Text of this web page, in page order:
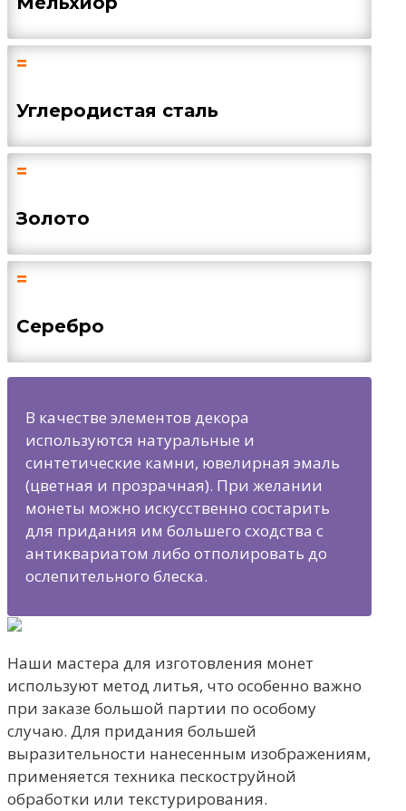
=
Углеродистая сталь
=
Золото
=
Серебро
В качестве элементов декора
используются натуральные и
синтетические камни, ювелирная эмаль
(цветная и прозрачная). При желании
монеты можно искусственно состарить
для придания им большего сходства с
антиквариатом либо отполировать до
ослепительного блеска.
Наши мастера для изготовления монет
используют метод литья, что особенно важно
при заказе большой партии по особому
случаю. Для придания большей
выразительности нанесенным изображениям,
применяется техника пескоструйной
обработки или текстурирования.